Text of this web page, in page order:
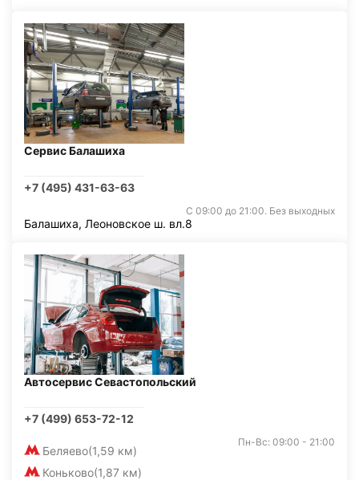
Сервис Балашиха
+7 (495) 431-63-63
С 09:00 до 21:00. Без выходных
Балашиха, Леоновское ш. вл.8
Автосервис Севастопольский
+7 (499) 653-72-12
Беляево(1,59 км)
Коньково(1,87 км)
Пн-Вс: 09:00 - 21:00